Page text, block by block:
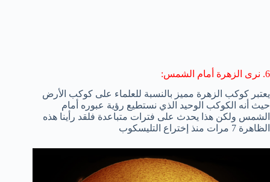
6. نرى الزهرة أمام الشمس:
يعتبر كوكب الزهرة مميز بالنسبة للعلماء على كوكب الأرض
حيث أنه الكوكب الوحيد الذي نستطيع رؤية عبوره أمام
الشمس ولكن هذا يحدث على فترات متباعدة فلقد رأينا هذه
الظاهرة 7 مرات منذ إختراع التليسكوب